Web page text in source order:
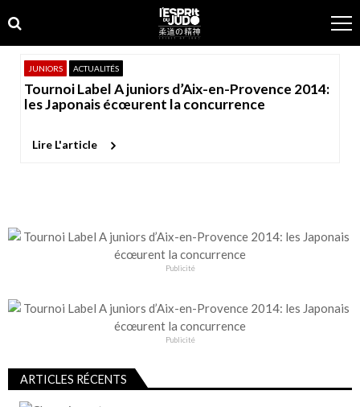
to
navigation
to
content
JUNIORS ACTUALITÉS
Tournoi Label A juniors d’Aix-en-Provence 2014:
les Japonais écœurent la concurrence
Lire L'article
Publicité
Publicité
ARTICLES RÉCENTS